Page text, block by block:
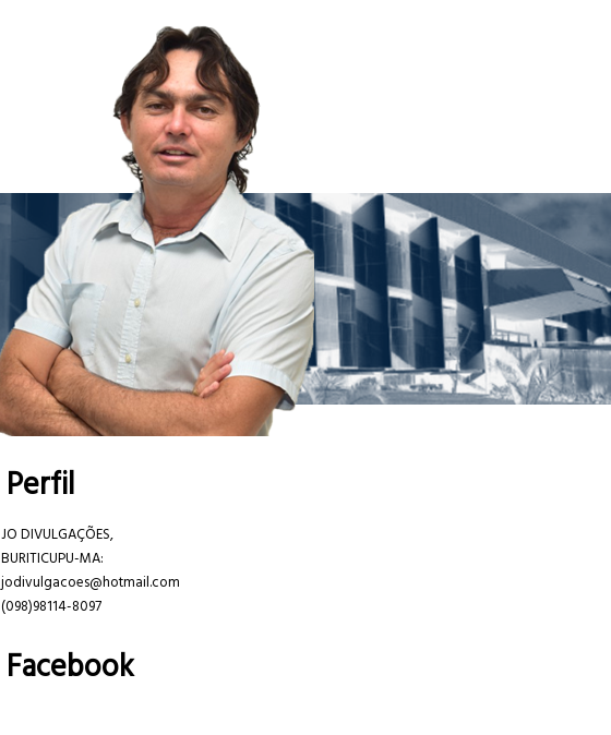
Perfil
JO DIVULGAÇÕES,
BURITICUPU-MA:
jodivulgacoes@hotmail.com
(098)98114-8097
Facebook